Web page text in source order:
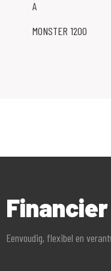
om op de hoogte te
goes/
informatie in deze
geen rechten worden
A
MONSTER 1200
Eenvoudig, flexibel en